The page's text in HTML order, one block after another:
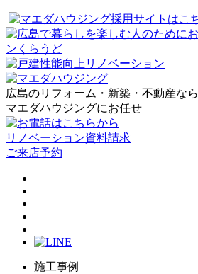
広島のリフォーム・新築・不動産なら
マエダハウジングにお任せ
リノベーション資料請求
ご来店予約
施工事例